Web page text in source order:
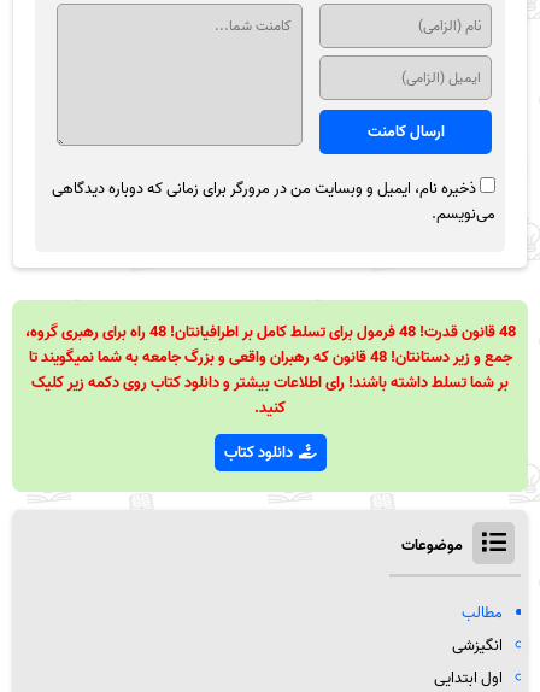
ذخیره نام، ایمیل و وبسایت من در مرورگر برای زمانی که دوباره دیدگاهی
می‌نویسم.
48 قانون قدرت! 48 فرمول برای تسلط کامل بر اطرافیانتان! 48 راه برای رهبری گروه،
جمع و زیر دستانتان! 48 قانون که رهبران واقعی و بزرگ جامعه به شما نمیگویند تا
بر شما تسلط داشته باشند! رای اطلاعات بیشتر و دانلود کتاب روی دکمه زیر کلیک
کنید.
دانلود کتاب
موضوعات
مطالب
انگیزشی
اول ابتدایی